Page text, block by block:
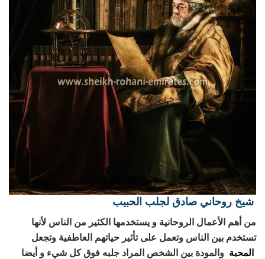
شيخ روحاني صادق لجلب الحبيب
من أهم الأعمال الروحانية و يستخدمها الكثير من الناس لأنها
تستخدم بين الناس وتعمل على تأثير حياتهم العاطفية وتجعل
المحبة والمودة بين الشخص المراد جلبه فوق كل شيء و أيضا